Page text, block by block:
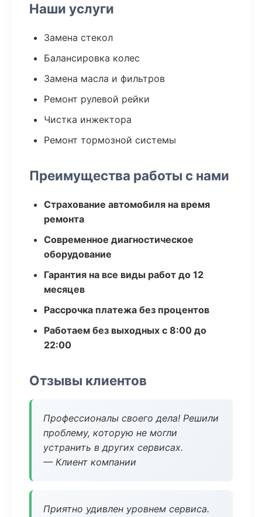
Наши услуги
Замена стекол
Балансировка колес
Замена масла и фильтров
Ремонт рулевой рейки
Чистка инжектора
Ремонт тормозной системы
Преимущества работы с нами
Страхование автомобиля на время
ремонта
Современное диагностическое
оборудование
Гарантия на все виды работ до 12
месяцев
Рассрочка платежа без процентов
Работаем без выходных с 8:00 до
22:00
Отзывы клиентов
Профессионалы своего дела! Решили
проблему, которую не могли
устранить в других сервисах.
— Клиент компании
Приятно удивлен уровнем сервиса.